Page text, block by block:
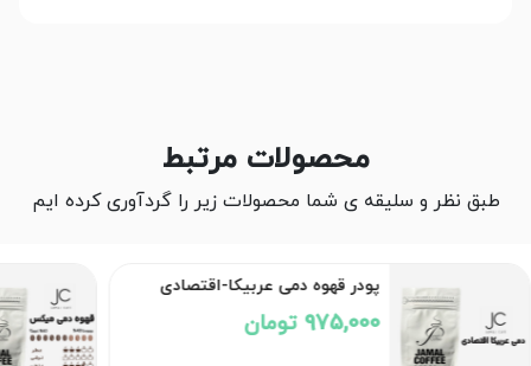
محصولات مرتبط
طبق نظر و سلیقه ی شما محصولات زیر را گردآوری کرده ایم
پودر قهوه دمی عربیکا-اقتصادی
975,000 تومان